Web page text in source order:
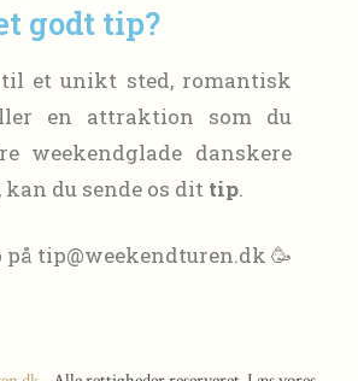
godt tip?
til et unikt sted, romantisk
en attraktion som du
weekendglade danskere
du sende os dit tip.
tip@weekendturen.dk 🥳